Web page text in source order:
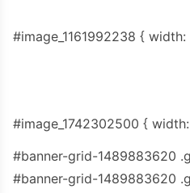
#image_1161992238 { width:
#image_1742302500 {
#banner-grid-1489883620
#banner-grid-1489883620